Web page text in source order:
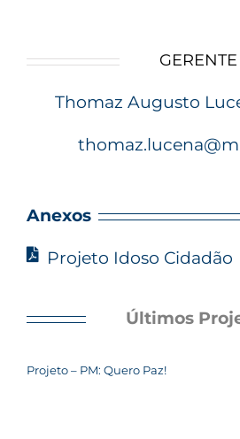
GERENTE
Thomaz Augusto
Anexos
Projeto Idoso Cidadão
Últimos
Projeto – PM: Quero Paz!